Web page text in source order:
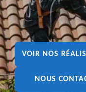
VOIR NOS
NOUS